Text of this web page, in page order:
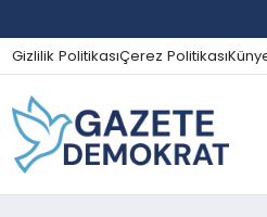
Gizlilik PolitikasıÇerez Politikası